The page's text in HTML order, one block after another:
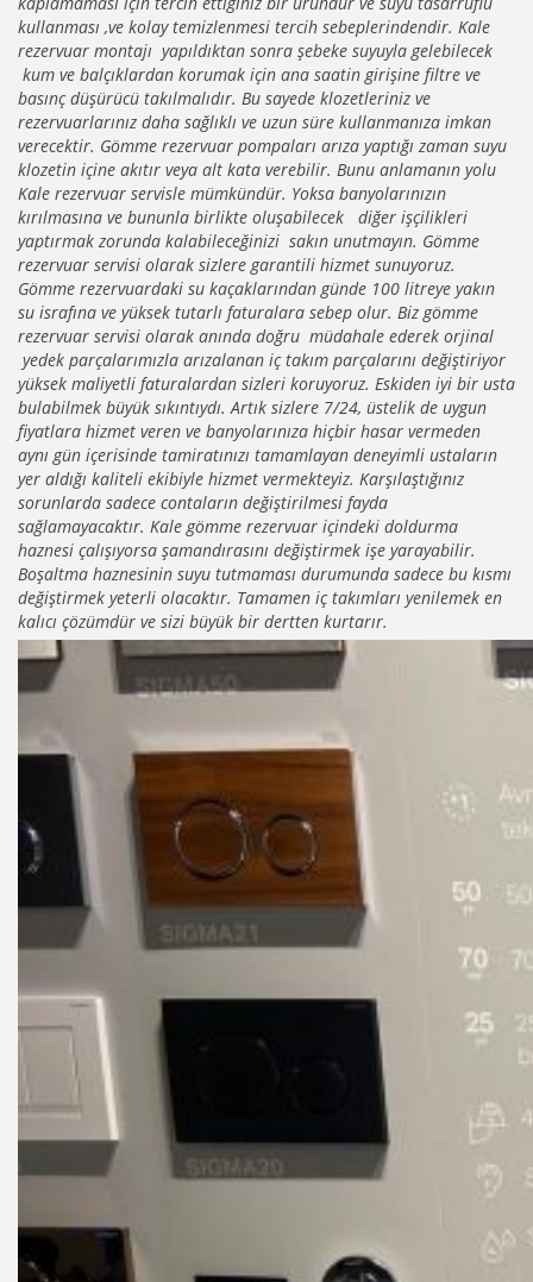
kullanması ,ve kolay temizlenmesi tercih sebeplerindendir. Kale
rezervuar montajı yapıldıktan sonra şebeke suyuyla gelebilecek
kum ve balçıklardan korumak için ana saatin girişine filtre ve
basınç düşürücü takılmalıdır. Bu sayede klozetleriniz ve
rezervuarlarınız daha sağlıklı ve uzun süre kullanmanıza imkan
verecektir. Gömme rezervuar pompaları arıza yaptığı zaman suyu
klozetin içine akıtır veya alt kata verebilir. Bunu anlamanın yolu
Kale rezervuar servisle mümkündür. Yoksa banyolarınızın
kırılmasına ve bununla birlikte oluşabilecek diğer işçilikleri
yaptırmak zorunda kalabileceğinizi sakın unutmayın. Gömme
rezervuar servisi olarak sizlere garantili hizmet sunuyoruz.
Gömme rezervuardaki su kaçaklarından günde 100 litreye yakın
su israfına ve yüksek tutarlı faturalara sebep olur. Biz gömme
rezervuar servisi olarak anında doğru müdahale ederek orjinal
yedek parçalarımızla arızalanan iç takım parçalarını değiştiriyor
yüksek maliyetli faturalardan sizleri koruyoruz. Eskiden iyi bir usta
bulabilmek büyük sıkıntıydı. Artık sizlere 7/24, üstelik de uygun
fiyatlara hizmet veren ve banyolarınıza hiçbir hasar vermeden
aynı gün içerisinde tamiratınızı tamamlayan deneyimli ustaların
yer aldığı kaliteli ekibiyle hizmet vermekteyiz. Karşılaştığınız
sorunlarda sadece contaların değiştirilmesi fayda
sağlamayacaktır. Kale gömme rezervuar içindeki doldurma
haznesi çalışıyorsa şamandırasını değiştirmek işe yarayabilir.
Boşaltma haznesinin suyu tutmaması durumunda sadece bu kısmı
değiştirmek yeterli olacaktır. Tamamen iç takımları yenilemek en
kalıcı çözümdür ve sizi büyük bir dertten kurtarır.